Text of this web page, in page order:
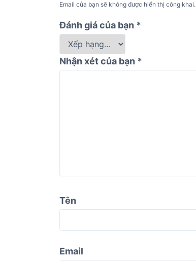
Email của bạn sẽ không được hiển thị công khai.
Đánh giá của bạn *
Nhận xét của bạn *
Tên
Email